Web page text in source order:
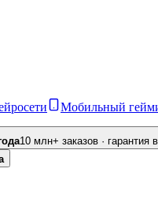
Мобильный
10 млн+ заказов · гарантия